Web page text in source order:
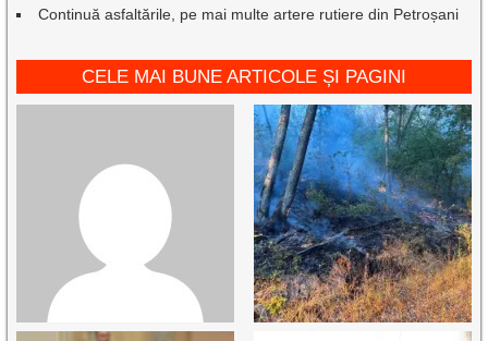
Continuă asfaltările, pe mai multe artere rutiere din Petroșani
CELE MAI BUNE ARTICOLE ȘI PAGINI